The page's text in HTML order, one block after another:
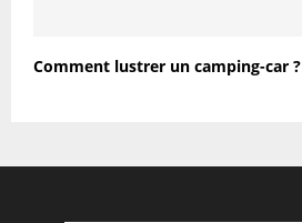
Comment lustrer un camping-car ?